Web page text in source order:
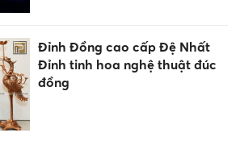
Đỉnh Đồng cao cấp Đệ Nhất
Đỉnh tinh hoa nghệ thuật đúc
đồng